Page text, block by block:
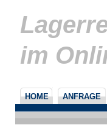
im
HOME ANFRAGE